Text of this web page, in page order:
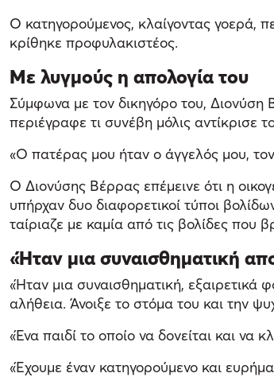
Ο κατηγορούμενος, κλαίγοντας γοερά,
κρίθηκε προφυλακιστέος.
Με λυγμούς η απολογία του
Σύμφωνα με τον δικηγόρο του, Διονύση
περιέγραφε τι συνέβη μόλις
«Ο πατέρας μου ήταν ο άγγελός μου,
Ο Διονύσης Βέρρας επέμεινε ότι η
υπήρχαν δυο διαφορετικοί τύποι
ταίριαζε με καμία από τις βολίδες που
«Ήταν μια συναισθηματική
«Ήταν μια συναισθηματική, εξαιρετικά
αλήθεια. Άνοιξε το στόμα του και την
«Ένα παιδί το οποίο να δονείται και να
«Έχουμε έναν κατηγορούμενο και